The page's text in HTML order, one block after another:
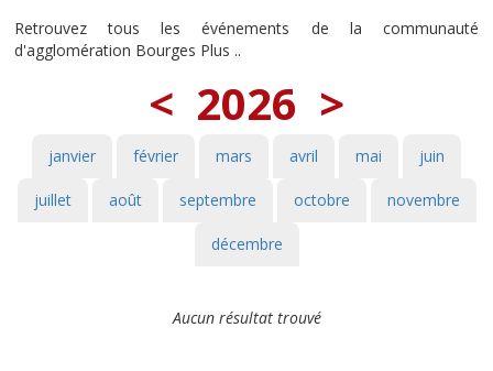
Retrouvez tous les événements de la communauté
d'agglomération Bourges Plus ..
< 2026 >
janvier février mars avril mai juin
juillet août septembre octobre novembre
décembre
Aucun résultat trouvé